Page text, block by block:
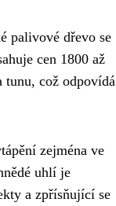
palivové dřevo se
cen 1800 až
tunu, což odpovídá
zejména ve
uhlí je
a zpřísňující se